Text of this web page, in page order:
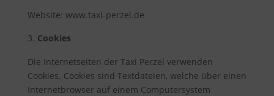
Website: www.taxi-perzel.de
Cookies
Die Internetseiten der Taxi Perzel verwenden
Cookies. Cookies sind Textdateien, welche über einen
Internetbrowser auf einem Computersystem